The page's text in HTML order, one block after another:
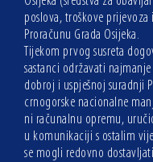
poslova, troškove
Proračunu Grada Osijeka.
Tijekom prvog susreta
sastanci održavati
dobroj i uspješnoj suradnji
crnogorske nacionalne
ni računalnu opremu,
u komunikaciji s ostalim
se mogli redovno